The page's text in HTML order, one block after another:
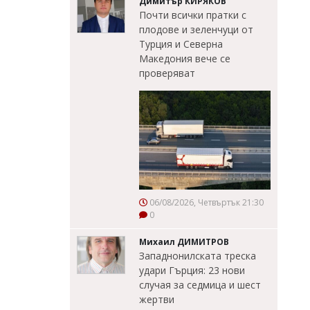
Почти всички пратки с
плодове и зеленчуци от
Турция и Северна
Македония вече се
проверяват
06/08/2026, Четвъртък 21:30
0
Михаил ДИМИТРОВ
Западнонилската треска
удари Гърция: 23 нови
случая за седмица и шест
жертви